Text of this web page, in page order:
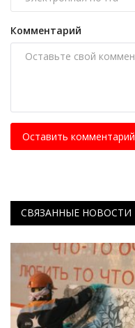
Комментарий
Оставить комментарий
СВЯЗАННЫЕ НОВОСТИ